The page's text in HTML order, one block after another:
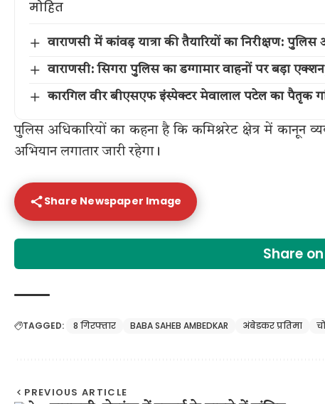
वाराणसी में कांवड़ यात्रा की तैयारियों का निरीक्षण:
वाराणसी: सिगरा पुलिस का डग्गामार वाहनों पर बड़ा
कारगिल वीर बीएसएफ इंस्पेक्टर मेवालाल पटेल का पैतृक
पुलिस अधिकारियों का कहना है कि कमिश्नरेट क्षेत्र में कानून
अभियान लगातार जारी रहेगा।
Share Newspaper Image
Share
TAGGED: 8 गिरफ्तार BABA SAHEB AMBEDKAR अंबेडकर प्रतिमा
PREVIOUS ARTICLE